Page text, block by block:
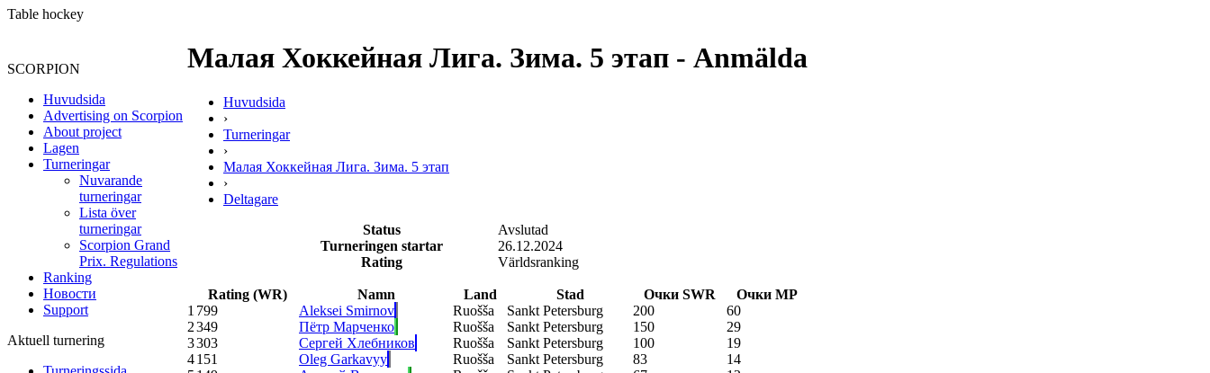
Table hockey
SCORPION
Huvudsida
Advertising on Scorpion
About project
Lagen
Turneringar
Nuvarande
turneringar
Lista över
turneringar
Scorpion Grand
Prix. Regulations
Ranking
Новости
Support
Aktuell turnering
Малая Хоккейная Лига. Зима. 5 этап - Anmälda
Huvudsida
›
Turneringar
›
Малая Хоккейная Лига. Зима. 5 этап
›
Deltagare
Status
Avslutad
Turneringen startar
26.12.2024
Rating
Världsranking
Rating (WR) Namn Land Stad Очки SWR
Очки МР
1 799 Aleksei Smirnov Ruošša Sankt Petersburg 200
60
2349 Пётр Марченко Ruošša Sankt Petersburg 150
29
3303 Сергей Хлебников Ruošša Sankt Petersburg 100
19
4151 Oleg Garkavyy Ruošša Sankt Petersburg 83
14